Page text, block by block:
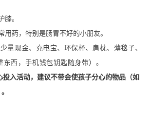
膝。
用药，特别是肠胃不好的小朋友。
量现金、充电宝、环保杯、肩枕、薄毯子、
西，手机钱包钥匙随身带）。
投入活动，建议不带会使孩子分心的物品（如